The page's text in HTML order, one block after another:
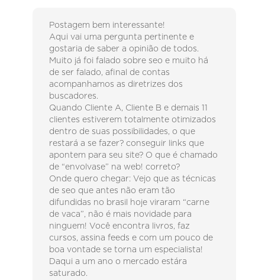
Postagem bem interessante!
Aqui vai uma pergunta pertinente e
gostaria de saber a opinião de todos.
Muito já foi falado sobre seo e muito há
de ser falado, afinal de contas
acompanhamos as diretrizes dos
buscadores.
Quando Cliente A, Cliente B e demais 11
clientes estiverem totalmente otimizados
dentro de suas possibilidades, o que
restará a se fazer? conseguir links que
apontem para seu site? O que é chamado
de “envolvase” na web! correto?
Onde quero chegar: Vejo que as técnicas
de seo que antes não eram tão
difundidas no brasil hoje viraram “carne
de vaca”, não é mais novidade para
ninguem! Você encontra livros, faz
cursos, assina feeds e com um pouco de
boa vontade se torna um especialista!
Daqui a um ano o mercado estára
saturado.